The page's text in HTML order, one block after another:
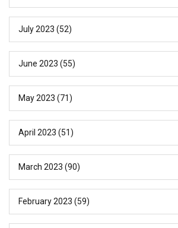
July 2023 (52)
June 2023 (55)
May 2023 (71)
April 2023 (51)
March 2023 (90)
February 2023 (59)